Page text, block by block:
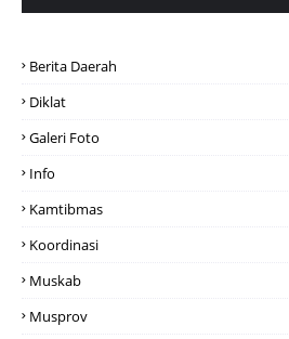
Berita Daerah
Diklat
Galeri Foto
Info
Kamtibmas
Koordinasi
Muskab
Musprov